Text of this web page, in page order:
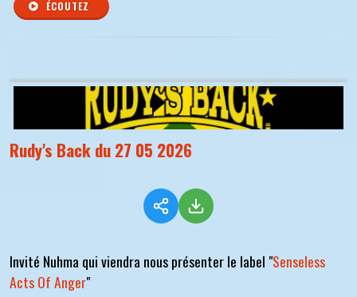
ÉCOUTEZ
Rudy's Back du 27 05 2026
Invité Nuhma qui viendra nous présenter le label "Senseless
Acts Of Anger"